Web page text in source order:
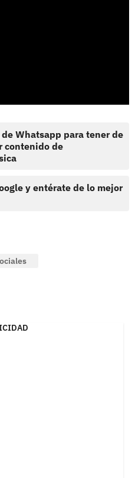
Whatsapp para tener de
contenido de
y entérate de lo mejor